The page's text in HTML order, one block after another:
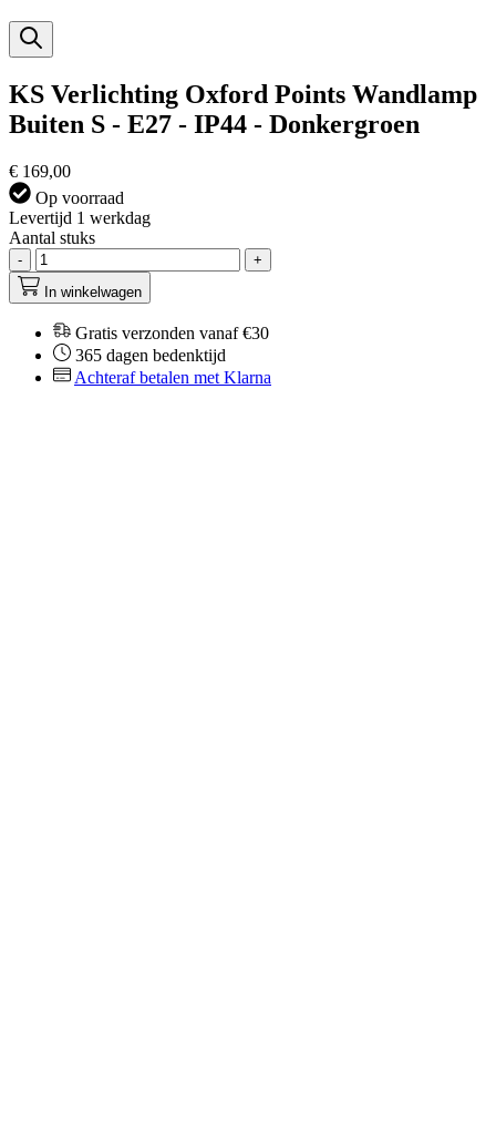
KS Verlichting Oxford Points Wandlamp
Buiten S - E27 - IP44 - Donkergroen
€ 169,00
Op voorraad
Levertijd 1 werkdag
Aantal stuks
-
+
In winkelwagen
Gratis verzonden vanaf €30
365 dagen bedenktijd
Achteraf betalen met Klarna